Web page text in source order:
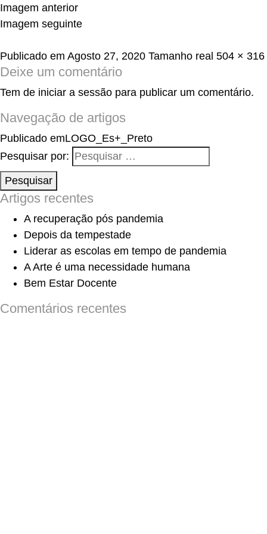
Imagem anterior
Imagem seguinte
Publicado em Agosto 27, 2020 Tamanho real 504 × 316
Deixe um comentário
Tem de iniciar a sessão para publicar um comentário.
Navegação de artigos
Publicado emLOGO_Es+_Preto
Pesquisar por:
Pesquisar
Artigos recentes
A recuperação pós pandemia
Depois da tempestade
Liderar as escolas em tempo de pandemia
A Arte é uma necessidade humana
Bem Estar Docente
Comentários recentes